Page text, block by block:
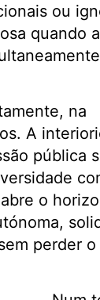
ou
quando
na
A
pública
o
perder